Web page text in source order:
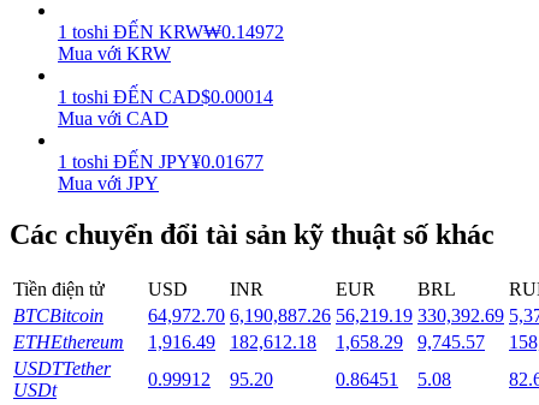
Launchpool
Đặt cọc linh hoạt để kiếm được các token phổ biến.
1 toshi ĐẾN KRW₩0.14972
Mua với KRW
1 toshi ĐẾN CAD$0.00014
Mua với CAD
1 toshi ĐẾN JPY¥0.01677
Mua với JPY
Các chuyển đổi tài sản kỹ thuật số khác
Tiền điện tử USD INR EUR BRL
BTCBitcoin 64,972.70 6,190,887.26 56,219.19 330,392.69
ETHEthereum 1,916.49 182,612.18 1,658.29 9,745.57
USDTTether
USDt
0.99912 95.20 0.86451 5.08